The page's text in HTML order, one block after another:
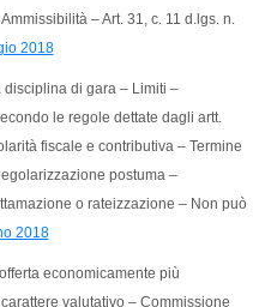
– Art. 31, c. 11 d.lgs. n.
2018
di gara – Limiti –
le regole dettate dagli artt.
fiscale e contributiva – Termine
postuma –
o rateizzazione – Non può
2018
economicamente più
valutativo – Commissione